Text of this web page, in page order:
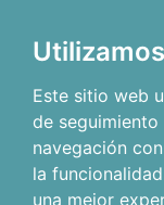
Este sitio web
de
navegación
la
una mejor